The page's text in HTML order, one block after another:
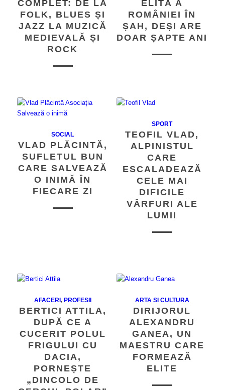
COMPLET: DE LA
FOLK, BLUES ȘI
JAZZ LA MUZICĂ
MEDIEVALĂ ȘI
ROCK
ELITĂ A
ROMÂNIEI ÎN
ȘAH, DEȘI ARE
DOAR ȘAPTE ANI
SOCIAL
VLAD PLĂCINTĂ,
SUFLETUL BUN
CARE SALVEAZĂ
O INIMĂ ÎN
FIECARE ZI
SPORT
TEOFIL VLAD,
ALPINISTUL
CARE
ESCALADEAZĂ
CELE MAI
DIFICILE
VÂRFURI ALE
LUMII
AFACERI, PROFESII
BERTICI ATTILA,
DUPĂ CE A
CUCERIT POLUL
FRIGULUI CU
DACIA,
PORNEȘTE
„DINCOLO DE
ARTA SI CULTURA
DIRIJORUL
ALEXANDRU
GANEA, UN
MAESTRU CARE
FORMEAZĂ
ELITE